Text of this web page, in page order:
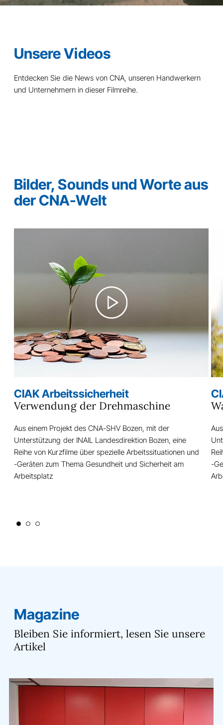
Unsere Videos
Entdecken Sie die News von CNA, unseren Handwerkern
und Unternehmern in dieser Filmreihe.
Bilder, Sounds und Worte aus
der CNA-Welt
CIAK Arbeitssicherheit
Verwendung der Drehmaschine
Aus einem Projekt des CNA-SHV Bozen, mit der
Unterstützung der INAIL Landesdirektion Bozen, eine
Reihe von Kurzfilme über spezielle Arbeitssituationen und
-Geräten zum Thema Gesundheit und Sicherheit am
Arbeitsplatz
-
Magazine
Bleiben Sie informiert, lesen Sie unsere
Artikel